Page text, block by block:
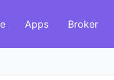
Apps Broker